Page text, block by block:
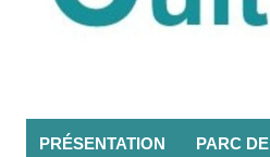
PRÉSENTATION
PARC DE